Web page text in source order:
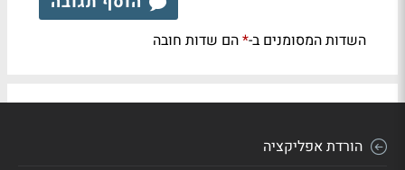
השדות המסומנים ב-*הם שדות חובה
הורדת אפליקציה